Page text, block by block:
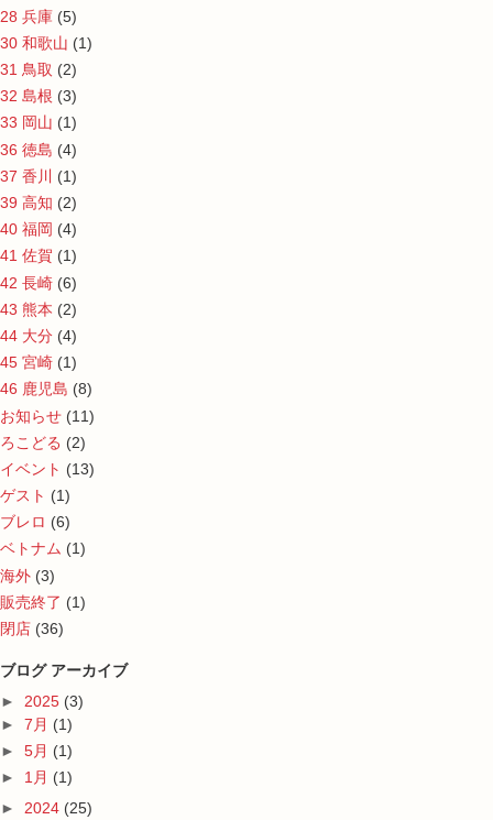
28 兵庫 (5)
30 和歌山 (1)
31 鳥取 (2)
32 島根 (3)
33 岡山 (1)
36 徳島 (4)
37 香川
(1)
39 高知 (2)
40 福岡 (4)
41 佐賀 (1)
42 長崎 (6)
43 熊本 (2)
44 大分 (4)
45 宮崎 (1)
46 鹿児島 (8)
お知らせ (11)
ろこどる (2)
イベント (13)
ゲスト (1)
ブレロ (6)
ベトナム (1)
海外 (3)
販売終了 (1)
閉店 (36)
ブログ アーカイブ
► 2025 (3)
► 7月 (1)
► 5月 (1)
► 1月 (1)
► 2024 (25)